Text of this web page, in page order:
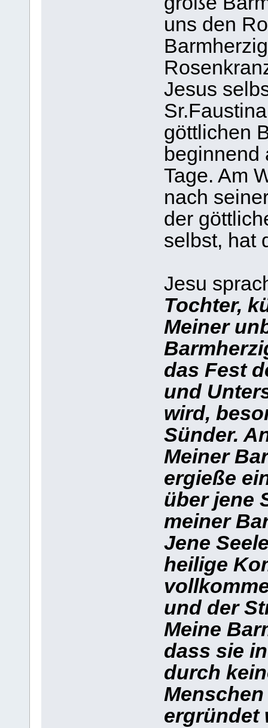
uns den
Jesus
göttlichen
beginnend
Tage. Am
nach
der
selbst, hat
Jesu
Tochter,
Meiner
das Fest
und
wird,
Sünder.
Meiner
ergieße
über jene
meiner
Jene
heilige
und der
Meine
dass sie
durch
ergründet